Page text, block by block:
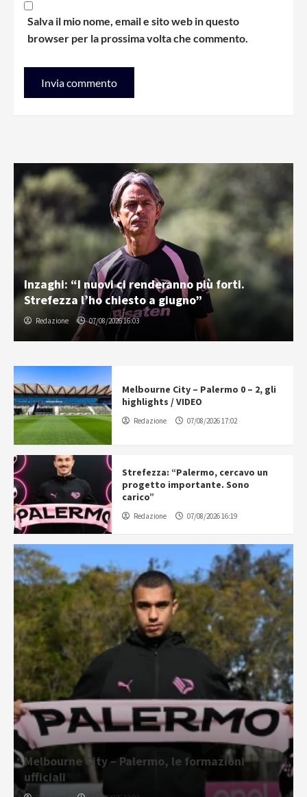
Salva il mio nome, email e sito web in questo
browser per la prossima volta che commento.
Inzaghi: “I nuovi ci renderanno più forti.
Strefezza l’ho chiesto a giugno”
Redazione 07/08/2026 16:03
Melbourne City – Palermo 0 – 2, gli
highlights / VIDEO
Redazione 07/08/2026 17:02
Strefezza: “Palermo, cercavo un
progetto importante. Sono
carico”
Redazione 07/08/2026 16:19
Melbourne City – Palermo, le formazioni
ufficiali